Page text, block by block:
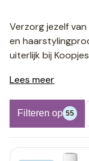
Verzorg jezelf
en
uiterlijk bij
Lees meer
Filteren op 55